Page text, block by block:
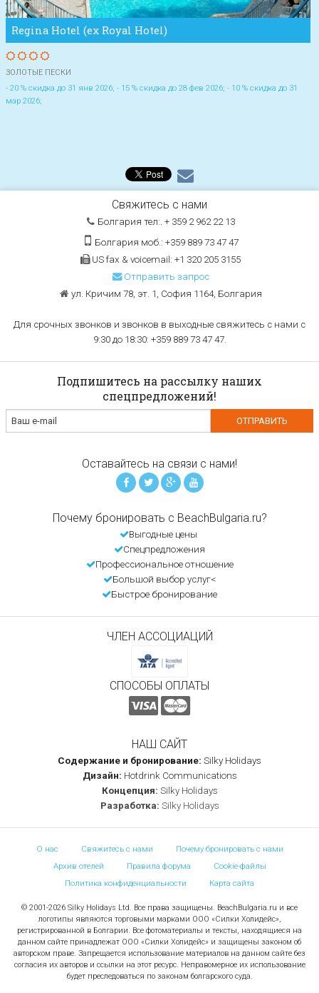
Regina Hotel (ex Royal Hotel)
ЗОЛОТЫЕ ПЕСКИ
- 20 % скидка до 31 янв 2026; - 15 % скидка до 28 фев 2026; - 10 % скидка до 31
мар 2026;
Свяжитесь с нами
Болгария тел:. + 359 2 962 22 13
Болгария моб.: +359 889 73 47 47
US fax & voicemail: +1 320 205 3155
Отправить запрос
ул. Кричим 78, эт. 1, София 1164, Болгария
Для срочных звонков и звонков в выходные свяжитесь с нами с
9:30 до 18:30: +359 889 73 47 47.
Подпишитесь на рассылку наших
спецпредложений!
Оставайтесь на связи с нами!
Почему бронировать с BeachBulgaria.ru?
Выгодные цены
Спецпредложения
Профессиональное отношение
Большой выбор услуг<
Быстрое бронирование
ЧЛЕН АССОЦИАЦИЙ
СПОСОБЫ ОПЛАТЫ
НАШ САЙТ
Содержание и бронирование: Silky Holidays
Дизайн: Hotdrink Communications
Концепция: Silky Holidays
Разработка: Silky Holidays
О нас Свяжитесь с нами
Почему бронировать с нами
Архив отелей
Правила форума
Cookie-файлы
Политика конфиденциальности
Карта сайта
© 2001-2026 Silky Holidays Ltd. Все права защищены. BeachBulgaria.ru и все
логотипы являются торговыми марками ООО «Силки Холидейс»,
регистрированной в Болгарии. Все фотоматериалы и тексты, находящиеся на
данном сайте принадлежат ООО «Силки Холидейс» и защищены законом об
авторском праве. Запрещается использование материалов на данном сайте без
согласия их авторов и ссылки на этот ресурс. Неправомерное их использование
будет преследоваться по законам болгарского суда.